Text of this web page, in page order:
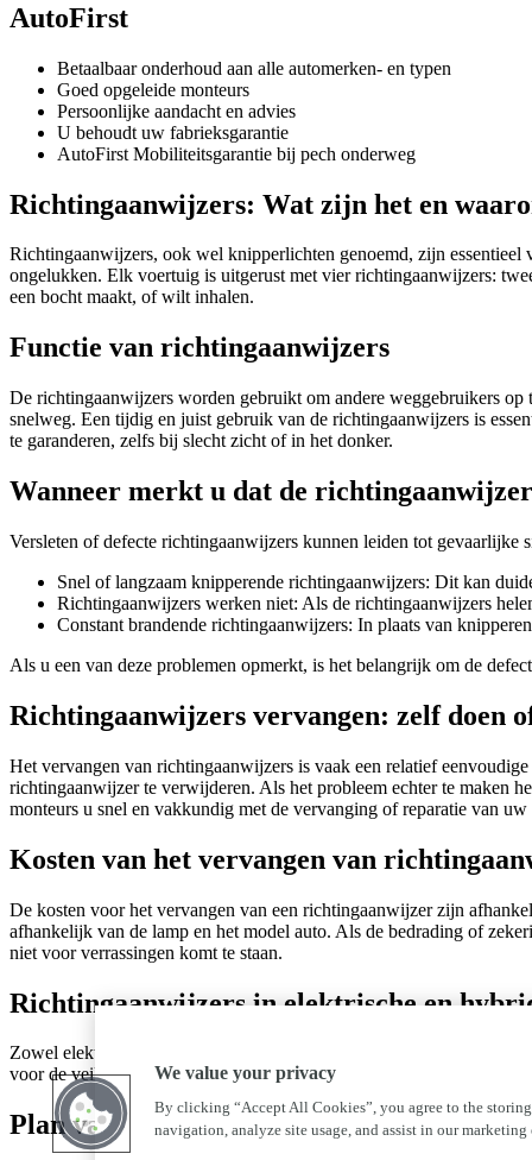
AutoFirst
Betaalbaar onderhoud aan alle automerken- en typen
Goed opgeleide monteurs
Persoonlijke aandacht en advies
U behoudt uw fabrieksgarantie
AutoFirst Mobiliteitsgarantie bij pech onderweg
Richtingaanwijzers: Wat zijn het en
Richtingaanwijzers, ook wel knipperlichten genoemd, zijn
ongelukken. Elk voertuig is uitgerust met vier richtingaanwijzers:
een bocht maakt, of wilt inhalen.
Functie van richtingaanwijzers
De richtingaanwijzers worden gebruikt om andere weggebruikers
snelweg. Een tijdig en juist gebruik van de richtingaanwijzers is
te garanderen, zelfs bij slecht zicht of in het donker.
Wanneer merkt u dat de
Versleten of defecte richtingaanwijzers kunnen leiden tot
Snel of langzaam knipperende richtingaanwijzers: Dit kan
Richtingaanwijzers werken niet: Als de richtingaanwijzers
Constant brandende richtingaanwijzers: In plaats van
Als u een van deze problemen opmerkt, is het belangrijk om de
Richtingaanwijzers vervangen: zelf doen
Het vervangen van richtingaanwijzers is vaak een relatief
richtingaanwijzer te verwijderen. Als het probleem echter te maken
monteurs u snel en vakkundig met de vervanging of reparatie van
Kosten van het vervangen van
De kosten voor het vervangen van een richtingaanwijzer zijn
afhankelijk van de lamp en het model auto. Als de bedrading of
niet voor verrassingen komt te staan.
Richtingaanwijzers in elektrische en
Zowel elektrische als hybride auto's zijn uitgerust met
voor de veiligheid op de weg. De LED-verlichting in sommige
Plan vandaag nog uw afspraak bij
We value your privacy
By clicking “Accept All Cookies”, you agree to the
navigation, analyze site usage, and assist in our marketing